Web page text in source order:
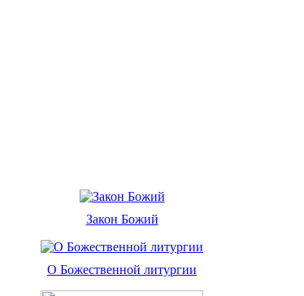
Закон Божий
О Божественной литургии